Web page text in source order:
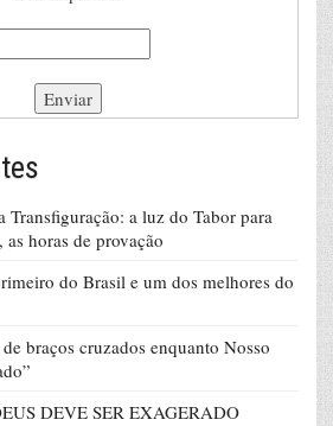
Transfiguração: a luz do Tabor para
horas de provação
do Brasil e um dos melhores do
braços cruzados enquanto Nosso
DEVE SER EXAGERADO